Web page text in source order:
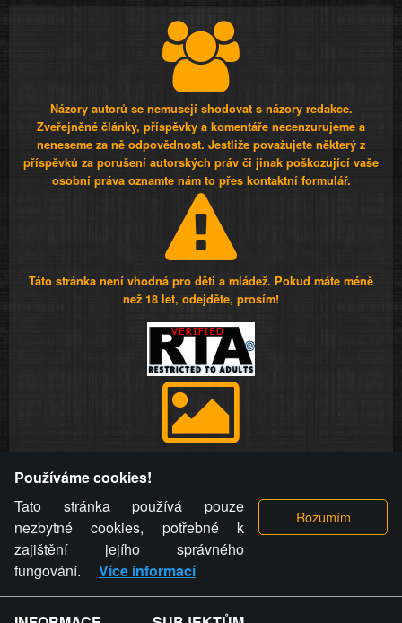
Názory autorů se nemusejí shodovat s názory redakce.
Zveřejněné články, příspěvky a komentáře necenzurujeme a
neneseme za ně odpovědnost. Jestliže považujete některý z
příspěvků za porušení autorských práv či jinak poškozující vaše
osobní práva oznamte nám to přes kontaktní formulář.
Táto stránka není vhodná pro děti a mládež. Pokud máte méně
než 18 let, odejděte, prosím!
videa a komentáře. Osoba, které se toto opatření provozovatele
stránky týče, ani osoba, která umístila fotografii nebo video na
stránku, nemůže z důvodu odstranění fotografie, videa nebo
komentáře pro výše uvedenou okolnost uplatnit vůči
provozovateli stránky žádný nárok na náhradu škody nebo
nemajetkové újmy.
Používáme cookies!
Tato stránka používá pouze
nezbytné cookies, potřebné k
zajištění jejího správného
fungování.
Více informací